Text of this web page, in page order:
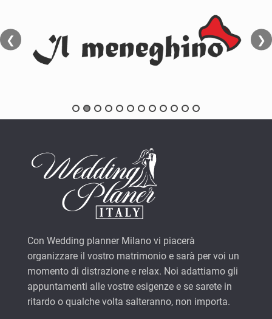
❮ ❯
Con Wedding planner Milano vi piacerà
organizzare il vostro matrimonio e sarà per voi un
momento di distrazione e relax. Noi adattiamo gli
appuntamenti alle vostre esigenze e se sarete in
ritardo o qualche volta salteranno, non importa.